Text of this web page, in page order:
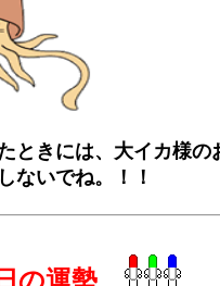
ときには、大イカ様の
ないでね。！！
の運勢